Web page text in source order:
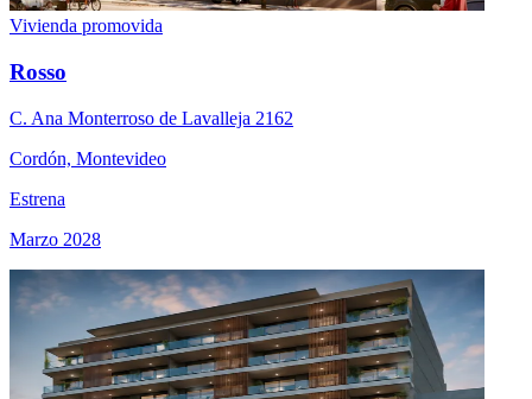
Vivienda promovida
Rosso
C. Ana Monterroso de Lavalleja 2162
Cordón, Montevideo
Estrena
Marzo 2028